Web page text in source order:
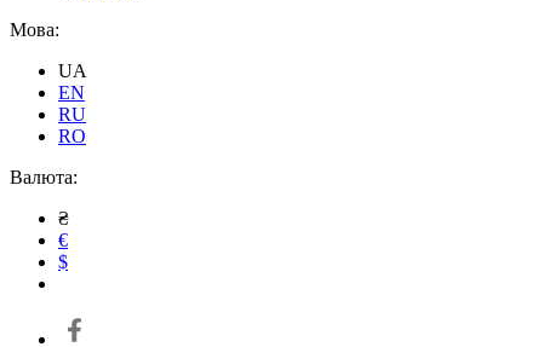
Мова:
UA
EN
RU
RO
Валюта:
₴
€
$